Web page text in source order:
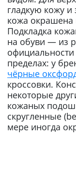
гладкую кожу
кожа окрашена
Подкладка
на обуви — из
пределах: у
чёрные
кроссовки.
некоторые
кожаных
скругленные
мере иногда